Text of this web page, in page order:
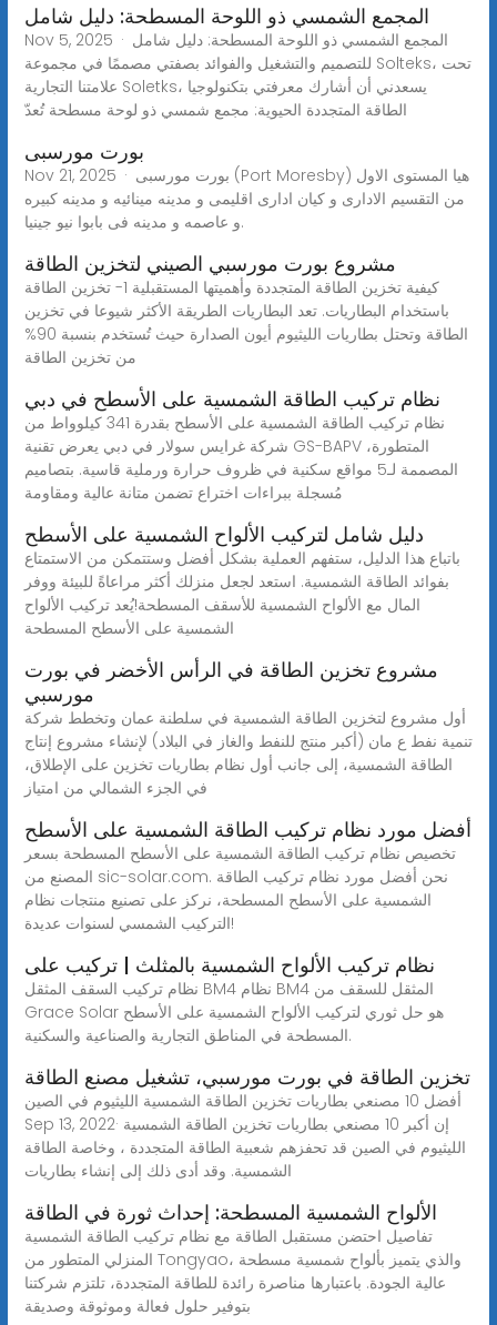
المجمع الشمسي ذو اللوحة المسطحة: دليل شامل
Nov 5, 2025 · المجمع الشمسي ذو اللوحة المسطحة: دليل شامل
للتصميم والتشغيل والفوائد بصفتي مصممًا في مجموعة Solteks، تحت
علامتنا التجارية Soletks، يسعدني أن أشارك معرفتي بتكنولوجيا
الطاقة المتجددة الحيوية: مجمع شمسي ذو لوحة مسطحة تُعدّ
بورت مورسبى
Nov 21, 2025 · بورت مورسبى (Port Moresby) هيا المستوى الاول
من التقسيم الادارى و كيان ادارى اقليمى و مدينه مينائيه و مدينه كبيره
و عاصمه و مدينه فى بابوا نيو جينيا.
مشروع بورت مورسبي الصيني لتخزين الطاقة
كيفية تخزين الطاقة المتجددة وأهميتها المستقبلية 1- تخزين الطاقة
باستخدام البطاريات. تعد البطاريات الطريقة الأكثر شيوعا في تخزين
الطاقة وتحتل بطاريات الليثيوم أيون الصدارة حيث تُستخدم بنسبة 90%
من تخزين الطاقة
نظام تركيب الطاقة الشمسية على الأسطح في دبي
نظام تركيب الطاقة الشمسية على الأسطح بقدرة 341 كيلوواط من
شركة غرايس سولار في دبي يعرض تقنية GS-BAPV المتطورة،
المصممة لـ5 مواقع سكنية في ظروف حرارة ورملية قاسية. بتصاميم
مُسجلة ببراءات اختراع تضمن متانة عالية ومقاومة
دليل شامل لتركيب الألواح الشمسية على الأسطح
باتباع هذا الدليل، ستفهم العملية بشكل أفضل وستتمكن من الاستمتاع
بفوائد الطاقة الشمسية. استعد لجعل منزلك أكثر مراعاةً للبيئة ووفر
المال مع الألواح الشمسية للأسقف المسطحة!يُعد تركيب الألواح
الشمسية على الأسطح المسطحة
مشروع تخزين الطاقة في الرأس الأخضر في بورت
مورسبي
أول مشروع لتخزين الطاقة الشمسية في سلطنة عمان وتخطط شركة
تنمية نفط ع مان (أكبر منتج للنفط والغاز في البلاد) لإنشاء مشروع إنتاج
الطاقة الشمسية، إلى جانب أول نظام بطاريات تخزين على الإطلاق،
في الجزء الشمالي من امتياز
أفضل مورد نظام تركيب الطاقة الشمسية على الأسطح
تخصيص نظام تركيب الطاقة الشمسية على الأسطح المسطحة بسعر
المصنع من sic-solar.com. نحن أفضل مورد نظام تركيب الطاقة
الشمسية على الأسطح المسطحة، نركز على تصنيع منتجات نظام
التركيب الشمسي لسنوات عديدة!
نظام تركيب الألواح الشمسية بالمثلث | تركيب على
نظام تركيب السقف المثقل BM4 نظام BM4 المثقل للسقف من
Grace Solar هو حل ثوري لتركيب الألواح الشمسية على الأسطح
المسطحة في المناطق التجارية والصناعية والسكنية.
تخزين الطاقة في بورت مورسبي، تشغيل مصنع الطاقة
أفضل 10 مصنعي بطاريات تخزين الطاقة الشمسية الليثيوم في الصين
Sep 13, 2022· إن أكبر 10 مصنعي بطاريات تخزين الطاقة الشمسية
الليثيوم في الصين قد تحفزهم شعبية الطاقة المتجددة ، وخاصة الطاقة
الشمسية. وقد أدى ذلك إلى إنشاء بطاريات
الألواح الشمسية المسطحة: إحداث ثورة في الطاقة
تفاصيل احتضن مستقبل الطاقة مع نظام تركيب الطاقة الشمسية
المنزلي المتطور من Tongyao، والذي يتميز بألواح شمسية مسطحة
عالية الجودة. باعتبارها مناصرة رائدة للطاقة المتجددة، تلتزم شركتنا
بتوفير حلول فعالة وموثوقة وصديقة